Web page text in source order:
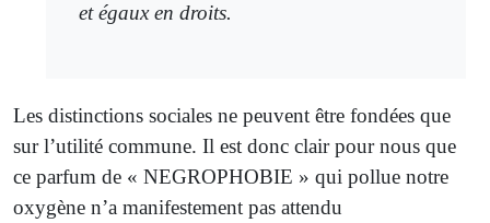
et égaux en droits.
Les distinctions sociales ne peuvent être fondées que
sur l’utilité commune. Il est donc clair pour nous que
ce parfum de « NEGROPHOBIE » qui pollue notre
oxygène n’a manifestement pas attendu